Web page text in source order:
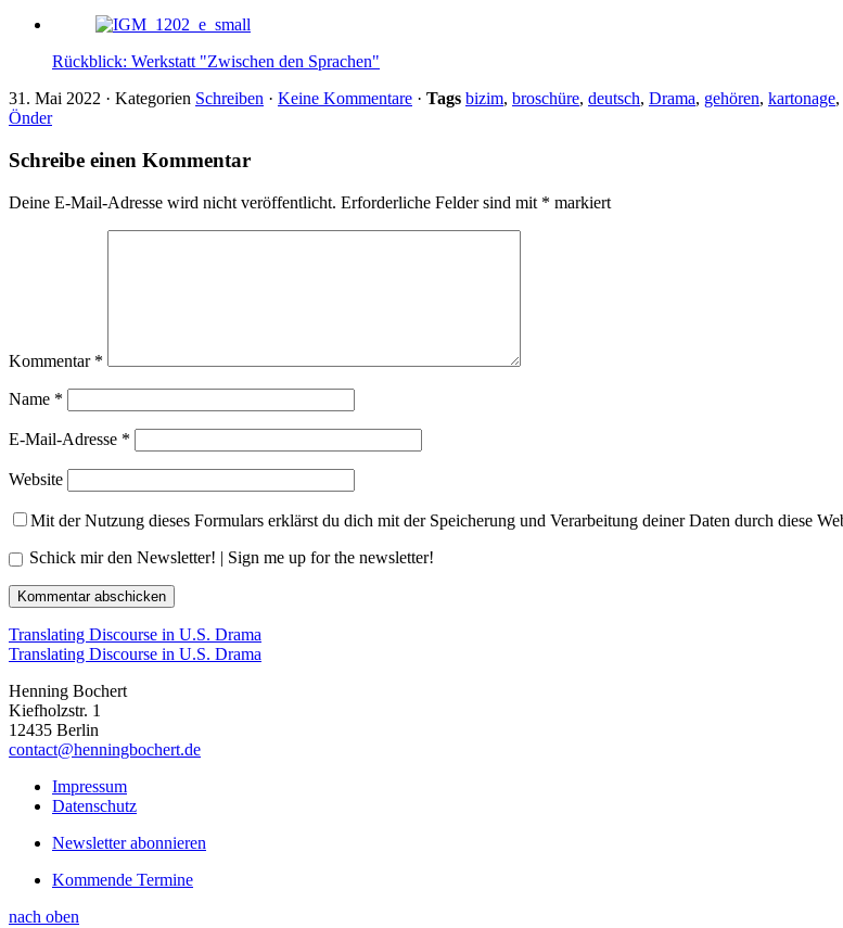
Rückblick: Werkstatt "Zwischen den Sprachen"
31. Mai 2022 · Kategorien Schreiben · Keine Kommentare · Tags bizim, broschüre, deutsch, Drama, gehören, kartonage,
Önder
Schreibe einen Kommentar
Deine E-Mail-Adresse wird nicht veröffentlicht. Erforderliche Felder sind mit * markiert
Kommentar *
Name *
E-Mail-Adresse *
Website
Mit der Nutzung dieses Formulars erklärst du dich mit der Speicherung und Verarbeitung deiner Daten durch diese
Schick mir den Newsletter! | Sign me up for the newsletter!
Translating Discourse in U.S. Drama
Translating Discourse in U.S. Drama
Henning Bochert
Kiefholzstr. 1
12435 Berlin
contact@henningbochert.de
Impressum
Datenschutz
Newsletter abonnieren
Kommende Termine
nach oben